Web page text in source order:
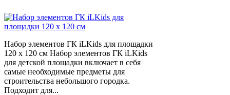
Набор элементов ГК iLKids для площадки
120 х 120 см Набор элементов ГК iLKids
для детской площадки включает в себя
самые необходимые предметы для
строительства небольшого городка.
Подходит для...